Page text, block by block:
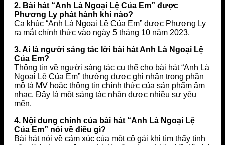
2. Bài hát “Anh Là Ngoại Lệ Của Em” được
Phương Ly phát hành khi nào?
Ca khúc “Anh Là Ngoại Lệ Của Em” được Phương Ly
ra mắt chính thức vào ngày 5 tháng 10 năm 2023.
3. Ai là người sáng tác lời bài hát Anh Là Ngoại Lệ
Của Em?
Thông tin về người sáng tác cụ thể cho bài hát “Anh Là
Ngoại Lệ Của Em” thường được ghi nhận trong phần
mô tả MV hoặc thông tin chính thức của sản phẩm âm
nhạc. Đây là một sáng tác nhận được nhiều sự yêu
mến.
4. Nội dung chính của bài hát “Anh Là Ngoại Lệ
Của Em” nói về điều gì?
Bài hát nói về cảm xúc của một cô gái khi tìm thấy tình